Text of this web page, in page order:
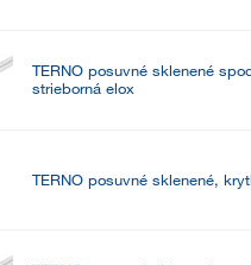
TERNO posuvné sklenené
strieborná elox
TERNO posuvné sklenené,